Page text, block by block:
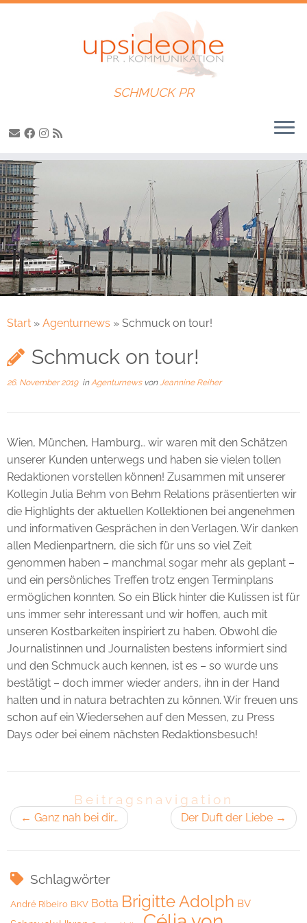
Zum
Inhalt
springen
SCHMUCK PR
Start » Agenturnews » Schmuck on tour!
Schmuck on tour!
26. November 2019inAgenturnews vonJeannine Reiher
Wien, München, Hamburg… wir waren mit den Schätzen
unserer Kunden unterwegs und haben sie vielen tollen
Redaktionen vorstellen können! Zusammen mit unserer
Kollegin Julia Behm von Behm Relations präsentierten wir
die Highlights der aktuellen Kollektionen bei angenehmen
und informativen Gesprächen in den Verlagen. Wir danken
allen Medienpartnern, die sich für uns so viel Zeit
genommen haben – manchmal sogar mehr als geplant –
und ein persönliches Treffen trotz engen Terminplans
ermöglichen konnten. So ein Blick hinter die Kulissen ist für
uns immer sehr interessant und wir hoffen, auch mit
unseren Kostbarkeiten inspiriert zu haben. Obwohl die
Journalistinnen und Journalisten bestens informiert sind
und den Schmuck auch kennen, ist es – so wurde uns
bestätigt – doch immer wieder anders, ihn in der Hand
halten und in natura betrachten zu können. Wir freuen uns
schon auf ein Wiedersehen auf den Messen, zu Press
Days oder bei einem nächsten Redaktionsbesuch!
Beitragsnavigation
← Ganz nah bei dir… Der Duft der Liebe →
Schlagwörter
André Ribeiro BKV Botta Brigitte Adolph BV